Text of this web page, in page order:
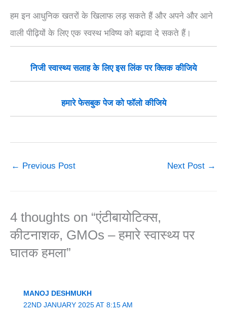
हम इन आधुनिक खतरों के खिलाफ लड़ सकते हैं और अपने और आने
वाली पीढ़ियों के लिए एक स्वस्थ भविष्य को बढ़ावा दे सकते हैं।
निजी स्वास्थ्य सलाह के लिए इस लिंक पर क्लिक कीजिये
हमारे फेसबुक पेज को फॉलो कीजिये
← Previous Post Next Post →
4 thoughts on “एंटीबायोटिक्स,
कीटनाशक, GMOs – हमारे स्वास्थ्य पर
घातक हमला”
MANOJ DESHMUKH
22ND JANUARY 2025 AT 8:15 AM